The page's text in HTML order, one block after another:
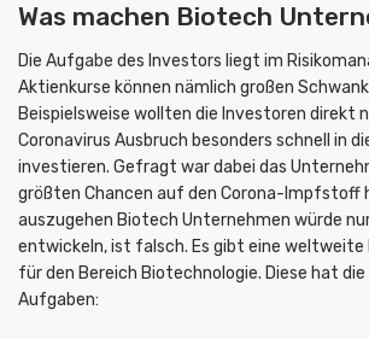
Was machen Biotech
Die Aufgabe des Investors liegt im
Aktienkurse können nämlich großen
Beispielsweise wollten die Investoren direkt
Coronavirus Ausbruch besonders schnell in
investieren. Gefragt war dabei das
größten Chancen auf den Corona-Impfstoff
auszugehen Biotech Unternehmen würde
entwickeln, ist falsch. Es gibt eine weltweite
für den Bereich Biotechnologie. Diese hat
Aufgaben: